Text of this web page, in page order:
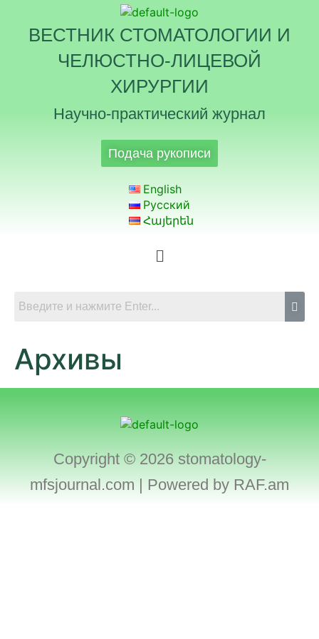
ВЕСТНИК СТОМАТОЛОГИИ И
ЧЕЛЮСТНО-ЛИЦЕВОЙ
ХИРУРГИИ
Научно-практический журнал
Подача рукописи
English
Русский
Հայերեն
Архивы
Copyright © 2026 stomatology-
mfsjournal.com | Powered by RAF.am